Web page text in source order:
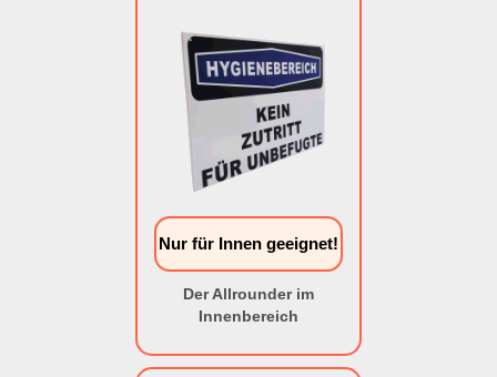
Nur für Innen geeignet!
Der Allrounder im
Innenbereich